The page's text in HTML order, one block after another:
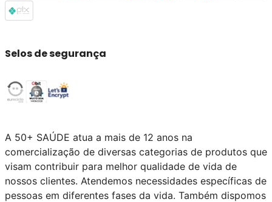
Selos de segurança
A 50+ SAÚDE atua a mais de 12 anos na
comercialização de diversas categorias de produtos que
visam contribuir para melhor qualidade de vida de
nossos clientes. Atendemos necessidades específicas de
pessoas em diferentes fases da vida. Também dispomos